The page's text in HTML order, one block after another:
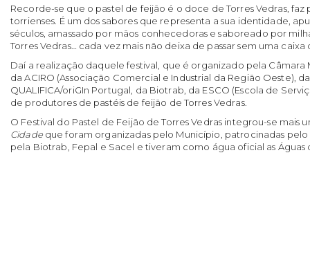
Recorde-se que o pastel de feijão é o doce de Torres Vedras,
torrienses. É um dos sabores que representa a sua identidade,
séculos, amassado por mãos conhecedoras e saboreado por
Torres Vedras… cada vez mais não deixa de passar sem uma
Daí a realização daquele festival, que é organizado pela
da ACIRO (Associação Comercial e Industrial da Região Oeste),
QUALIFICA/oriGIn Portugal, da Biotrab, da ESCO (Escola de
de produtores de pastéis de feijão de Torres Vedras.
O Festival do Pastel de Feijão de Torres Vedras integrou-se mais
Cidadeque foram organizadas pelo Município, patrocinadas
pela Biotrab, Fepal e Sacel e tiveram como água oficial as Águas